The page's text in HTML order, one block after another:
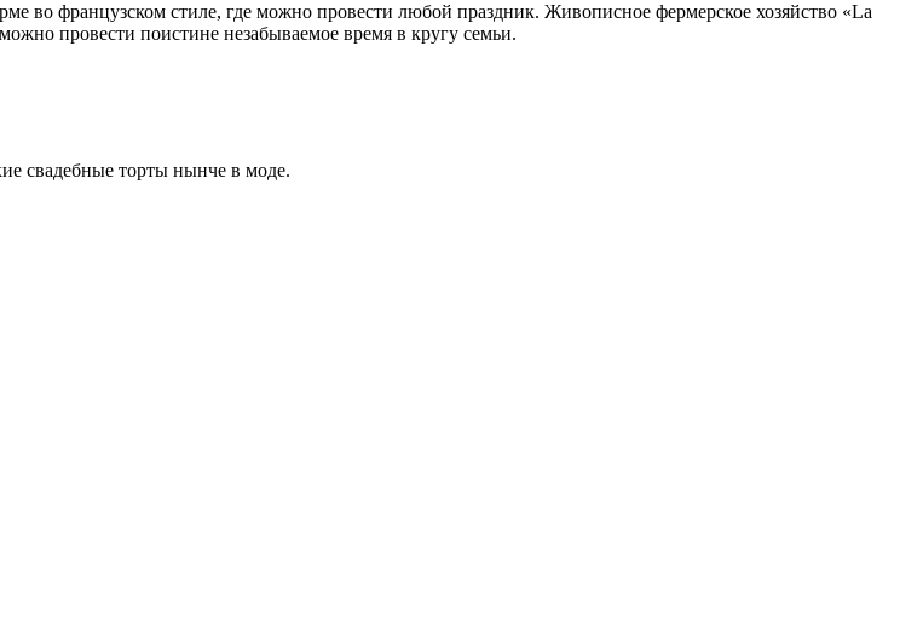
во французском стиле, где можно провести любой праздник. Живописное фермерское хозяйство «La
провести поистине незабываемое время в кругу семьи.
свадебные торты нынче в моде.